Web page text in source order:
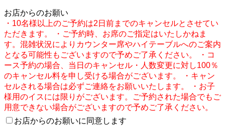
お店からのお願い
・10名様以上のご予約は2日前までのキャンセルとさせてい
ただきます。 ・ご予約時、お席のご指定はいたしかねま
す。混雑状況によりカウンター席やハイテーブルへのご案内
となる可能性もございますので予めご了承ください。 ・コ
ース予約の場合、当日のキャンセル・人数変更に対し100％
のキャンセル料を申し受ける場合がございます。 ・キャン
セルされる場合は必ずご連絡をお願いいたします。 ・お子
様用のイスには限りがございます。ご予約された場合でもご
用意できない場合がございますので予めご了承ください。
お店からのお願いに同意します